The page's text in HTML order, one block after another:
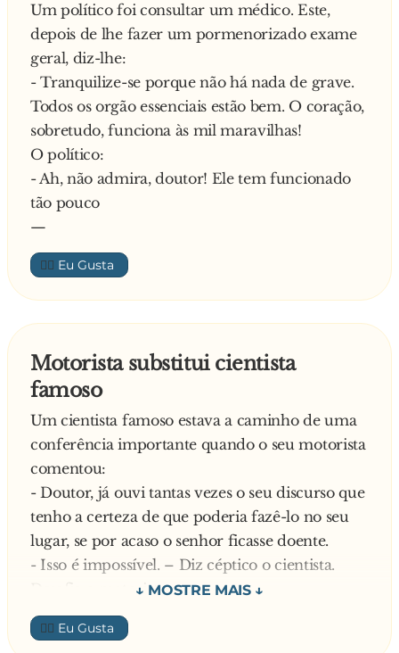
Um político foi consultar um médico. Este,
depois de lhe fazer um pormenorizado exame
geral, diz-lhe:
- Tranquilize-se porque não há nada de grave.
Todos os orgão essenciais estão bem. O coração,
sobretudo, funciona às mil maravilhas!
O político:
- Ah, não admira, doutor! Ele tem funcionado
tão pouco
—
👍🏼
Motorista substitui cientista
famoso
Um cientista famoso estava a caminho de uma
conferência importante quando o seu motorista
comentou:
- Doutor, já ouvi tantas vezes o seu discurso que
tenho a certeza de que poderia fazê-lo no seu
lugar, se por acaso o senhor ficasse doente.
- Isso é impossível. – Diz céptico o cientista.
Desafia o motorista:
- Quer apostar?
Curioso pelo resultado, o cientista aceita e
👍🏼